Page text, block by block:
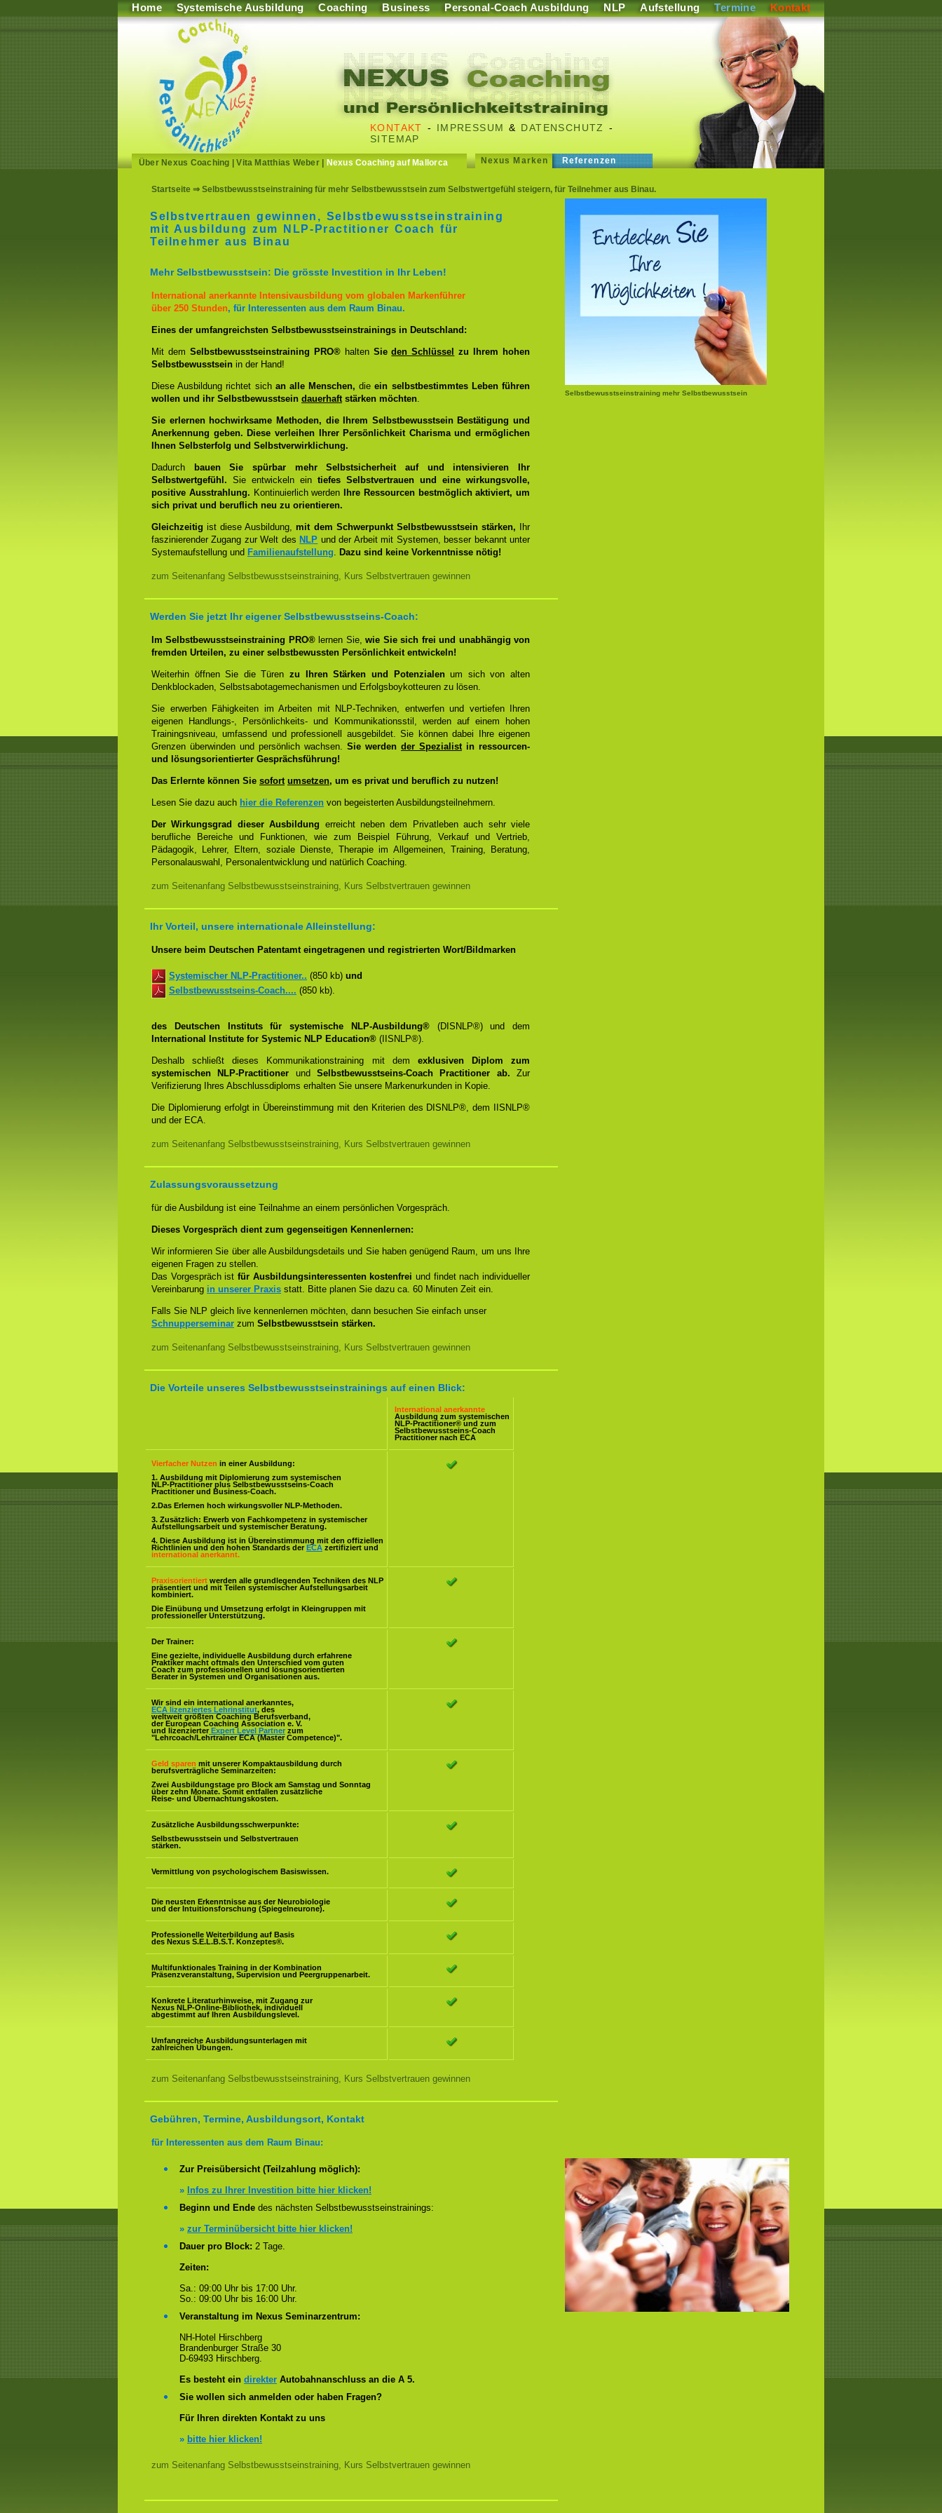
Home Systemische Ausbildung Coaching Business Personal-Coach Ausbildung NLP Aufstellung Termine Kontakt
KONTAKT - IMPRESSUM & DATENSCHUTZ
-
SITEMAP
Über Nexus Coaching |Vita Matthias Weber| Nexus Coaching auf Mallorca Nexus Marken Referenzen
Startseite ⇒ Selbstbewusstseinstraining für mehr Selbstbewusstsein zum Selbstwertgefühl steigern, für Teilnehmer aus Binau.
Selbstbewusstseinstraining mehr Selbstbewusstsein
Selbstvertrauen gewinnen, Selbstbewusstseinstraining
mit Ausbildung zum NLP-Practitioner Coach für
Teilnehmer aus Binau
Mehr Selbstbewusstsein: Die grösste Investition in Ihr Leben!
International anerkannte Intensivausbildung vom globalen Markenführer
über 250 Stunden, für Interessenten aus dem Raum Binau.
Eines der umfangreichsten Selbstbewusstseinstrainings in Deutschland:
Mit dem Selbstbewusstseinstraining PRO®haltenSieden Schlüssel
zu Ihrem hohen
Selbstbewusstsein in der Hand!
Diese Ausbildung richtet sich an alle Menschen, dieein selbstbestimmtes Leben führen
wollen und ihr Selbstbewusstsein dauerhaftstärken möchten.
Sie erlernen hochwirksame Methoden, die Ihrem Selbstbewusstsein Bestätigung und
Anerkennung geben. Diese verleihen Ihrer Persönlichkeit Charisma und ermöglichen
Ihnen Selbsterfolg und Selbstverwirklichung.
Dadurch
bauen Sie spürbar mehr Selbstsicherheit auf und intensivieren Ihr
Selbstwertgefühl. Sie entwickeln ein tiefes Selbstvertrauen und eine wirkungsvolle,
positive Ausstrahlung. Kontinuierlich werden
Ihre Ressourcen bestmöglich aktiviert, um
sich privat und beruflich neu zu orientieren.
Gleichzeitigist diese Ausbildung, mit dem Schwerpunkt Selbstbewusstsein stärken, Ihr
faszinierender Zugang zur Welt des NLP und der Arbeit mit Systemen, besser bekannt unter
Systemaufstellung und Familienaufstellung. Dazu sind keine Vorkenntnisse nötig!
zum Seitenanfang Selbstbewusstseinstraining, Kurs Selbstvertrauen gewinnen
Werden Sie jetzt Ihr eigener Selbstbewusstseins-Coach:
Im Selbstbewusstseinstraining PRO® lernen Sie,wie Sie sich frei und unabhängig von
fremden Urteilen, zu einer selbstbewussten Persönlichkeit entwickeln!
Weiterhin öffnen Sie die Türenzu Ihren Stärken und Potenzialenum sich von alten
Denkblockaden, Selbstsabotagemechanismen und Erfolgsboykotteuren zu lösen.
Sie erwerben Fähigkeiten im Arbeiten mit NLP-Techniken, entwerfen und vertiefen Ihren
eigenen Handlungs-, Persönlichkeits- und Kommunikationsstil, werden auf einem hohen
Trainingsniveau, umfassend und professionell ausgebildet. Sie können dabei Ihre eigenen
Grenzen überwinden und persönlich wachsen. Sie werden der Spezialistin ressourcen-
und lösungsorientierter Gesprächsführung!
Das Erlernte können Sie sofort umsetzen, um es privat und beruflich zu nutzen!
Lesen Sie dazu auch hier die Referenzen von begeisterten Ausbildungsteilnehmern.
Der Wirkungsgrad dieser Ausbildung erreicht neben dem Privatleben auch sehr viele
berufliche Bereiche und Funktionen, wie zum Beispiel Führung, Verkauf und Vertrieb,
Pädagogik, Lehrer, Eltern, soziale Dienste, Therapie im Allgemeinen, Training, Beratung,
Personalauswahl, Personalentwicklung und natürlich Coaching.
zum Seitenanfang Selbstbewusstseinstraining, Kurs Selbstvertrauen gewinnen
Ihr Vorteil, unsere internationale Alleinstellung:
Unsere beim Deutschen Patentamt eingetragenen und registrierten Wort/Bildmarken
Systemischer NLP-Practitioner.. (850 kb) und
Selbstbewusstseins-Coach.... (850 kb).
des Deutschen Instituts für systemische NLP-Ausbildung®(DISNLP®) und dem
International Institute for Systemic NLP Education® (IISNLP®).
Deshalb schließt dieses Kommunikationstraining mit dem exklusiven Diplom zum
systemischen NLP-Practitioner undSelbstbewusstseins-Coach Practitioner ab.Zur
Verifizierung Ihres Abschlussdiploms erhalten Sie unsere Markenurkunden in Kopie.
Die Diplomierung erfolgt in Übereinstimmung mit den Kriterien des DISNLP®, dem IISNLP®
und der ECA.
zum Seitenanfang Selbstbewusstseinstraining, Kurs Selbstvertrauen gewinnen
Zulassungsvoraussetzung
für die Ausbildung ist eine Teilnahme an einem persönlichen Vorgespräch.
Dieses Vorgespräch dient zum gegenseitigen Kennenlernen:
Wir informieren Sie über alle Ausbildungsdetails und Sie haben genügend Raum, um uns Ihre
eigenen Fragen zu stellen.
Das Vorgespräch ist für Ausbildungsinteressenten kostenfrei und findet nach individueller
Vereinbarung in unserer Praxis statt. Bitte planen Sie dazu ca. 60 Minuten Zeit ein.
Falls Sie NLP gleich live kennenlernen möchten, dann besuchen Sie einfach unser
Schnupperseminar zum Selbstbewusstsein stärken.
zum Seitenanfang Selbstbewusstseinstraining, Kurs Selbstvertrauen gewinnen
Die Vorteile unseres Selbstbewusstseinstrainings auf einen Blick:
International anerkannte
Ausbildung zum systemischen
NLP-Practitioner® und zum
Selbstbewusstseins-Coach
Practitioner nach ECA
Vierfacher Nutzen in einer Ausbildung:
1. Ausbildung mit Diplomierung zum systemischen
NLP-Practitioner plus Selbstbewusstseins-Coach
Practitioner und Business-Coach.
2.Das Erlernen hoch wirkungsvoller NLP-Methoden.
3. Zusätzlich: Erwerb von Fachkompetenz in systemischer
Aufstellungsarbeit und systemischer Beratung.
4. Diese Ausbildung ist in Übereinstimmung mit den offiziellen
Richtlinien und den hohen Standards der ECA zertifiziert und
international anerkannt.
Praxisorientiert werden alle grundlegenden Techniken des NLP
präsentiert und mit Teilen systemischer Aufstellungsarbeit
kombiniert.
Die Einübung und Umsetzung erfolgt in Kleingruppen mit
professioneller Unterstützung.
Der Trainer:
Eine gezielte, individuelle Ausbildung durch erfahrene
Praktiker macht oftmals den Unterschied vom guten
Coach zum professionellen und lösungsorientierten
Berater in Systemen und Organisationen aus.
Wir sind ein international anerkanntes,
ECA lizenziertes Lehrinstitut, des
weltweit größten Coaching Berufsverband,
der European Coaching Association e. V.
und lizenzierter Expert Level Partner zum
"Lehrcoach/Lehrtrainer ECA (Master Competence)".
Geld sparen mit unserer Kompaktausbildung durch
berufsverträgliche Seminarzeiten:
Zwei Ausbildungstage pro Block am Samstag und Sonntag
über zehn Monate. Somit entfallen zusätzliche
Reise- und Übernachtungskosten.
Zusätzliche Ausbildungsschwerpunkte:
Selbstbewusstsein und Selbstvertrauen
stärken.
Vermittlung von psychologischem Basiswissen.
Die neusten Erkenntnisse aus der Neurobiologie
und der Intuitionsforschung (Spiegelneurone).
Professionelle Weiterbildung auf Basis
des Nexus S.E.L.B.S.T. Konzeptes®.
Multifunktionales Training in der Kombination
Präsenzveranstaltung, Supervision und Peergruppenarbeit.
Konkrete Literaturhinweise, mit Zugang zur
Nexus NLP-Online-Bibliothek, individuell
abgestimmt auf Ihren Ausbildungslevel.
Umfangreiche Ausbildungsunterlagen mit
zahlreichen Übungen.
zum Seitenanfang Selbstbewusstseinstraining, Kurs Selbstvertrauen gewinnen
Gebühren, Termine, Ausbildungsort, Kontakt
für Interessenten aus dem Raum Binau:
Zur Preisübersicht (Teilzahlung möglich):
» Infos zu Ihrer Investition bitte hier klicken!
Beginn und Ende des nächsten Selbstbewusstseinstrainings:
» zur Terminübersicht bitte hier klicken!
Dauer pro Block: 2 Tage.
Zeiten:
Sa.: 09:00 Uhr bis 17:00 Uhr.
So.: 09:00 Uhr bis 16:00 Uhr.
Veranstaltung im Nexus Seminarzentrum:
NH-Hotel Hirschberg
Brandenburger Straße 30
D-69493 Hirschberg.
Es besteht ein direkter Autobahnanschluss an die A 5.
Sie wollen sich anmelden oder haben Fragen?
Für Ihren direkten Kontakt zu uns
» bitte hier klicken!
zum Seitenanfang Selbstbewusstseinstraining, Kurs Selbstvertrauen gewinnen